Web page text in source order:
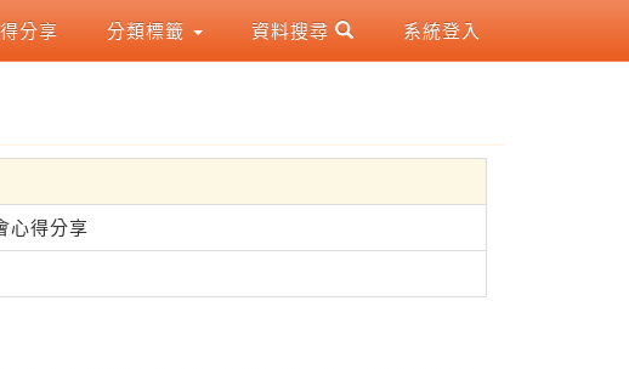
分享 分類標籤 資料搜尋 系統登入
得分享